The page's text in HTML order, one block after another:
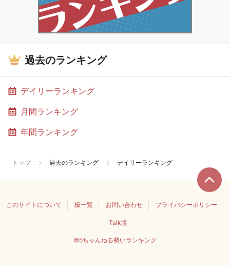
過去のランキング
デイリーランキング
月間ランキング
年間ランキング
トップ 過去のランキング デイリーランキング
このサイトについて 板一覧 お問い合わせ プライバシーポリシー
Talk版
©5ちゃんねる勢いランキング